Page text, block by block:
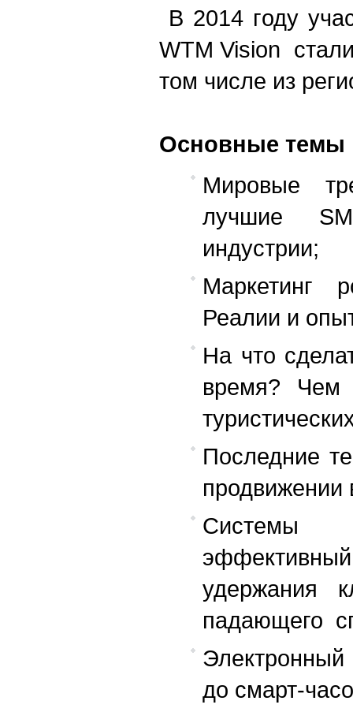
В 2014 году
WTM Vision
том числе из
Основные
Мировые
лучшие
индустрии;
Маркетинг
Реалии и
На что
время? Чем
Последние
продвижении
Системы
удержания
падающего
Электронный
до смарт-